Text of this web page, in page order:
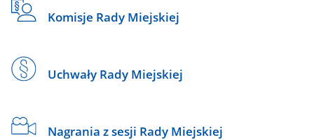
Komisje Rady Miejskiej
Uchwały Rady Miejskiej
Nagrania z sesji Rady Miejskiej